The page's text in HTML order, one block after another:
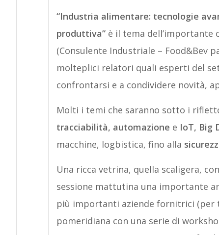
“Industria alimentare: tecnologie
produttiva”è il tema dell’importante
(Consulente Industriale – Food&Bev
molteplici relatori quali esperti del
confrontarsi e a condividere novità,
Molti i temi che saranno sotto i
tracciabilità, automazione e IoT, Big
macchine, logbistica, fino alla
Una ricca vetrina, quella scaligera,
sessione mattutina una importante
più importanti aziende fornitrici (per
pomeridiana con una serie di